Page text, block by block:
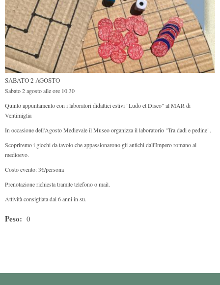
SABATO 2 AGOSTO
Sabato 2 agosto alle ore 10.30
Quinto appuntamento con i laboratori didattici estivi "Ludo et Disco" al MAR di
Ventimiglia
In occasione dell'Agosto Medievale il Museo organizza il laboratorio "Tra dadi e pedine".
Scopriremo i giochi da tavolo che appassionarono gli antichi dall'Impero romano al
medioevo.
Costo evento: 3€/persona
Prenotazione richiesta tramite telefono o mail.
Attività consigliata dai 6 anni in su.
Peso: 0